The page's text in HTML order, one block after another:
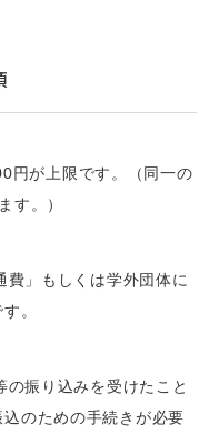
円が上限です。（同一の
す。）
」もしくは学外団体に
。
振り込みを受けたこと
のための手続きが必要